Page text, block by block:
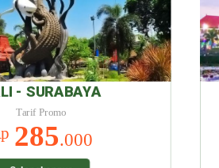
BALI - MALANG
Rp